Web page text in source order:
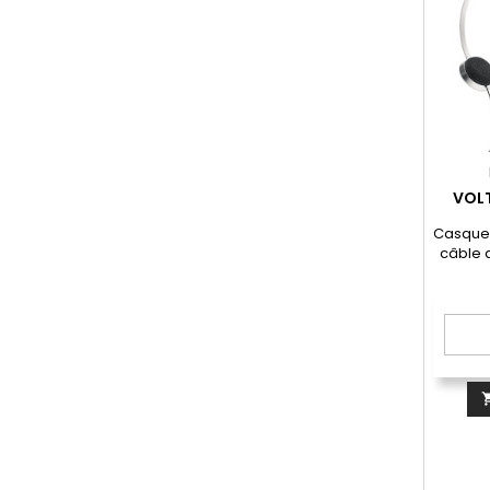
câble